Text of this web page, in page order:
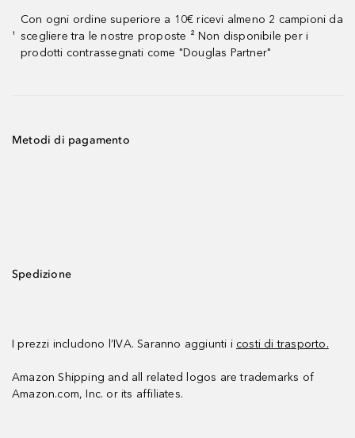
¹
Con ogni ordine superiore a 10€ ricevi almeno 2 campioni da
scegliere tra le nostre proposte ² Non disponibile per i
prodotti contrassegnati come "Douglas Partner"
Metodi di pagamento
Spedizione
I prezzi includono l’IVA. Saranno aggiunti i costi di trasporto.
Amazon Shipping and all related logos are trademarks of
Amazon.com, Inc. or its affiliates.